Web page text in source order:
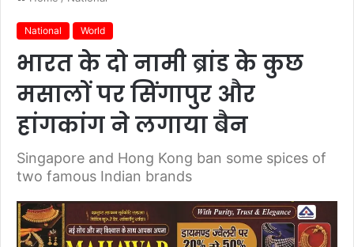
National World
भारत के दो नामी ब्रांड के कुछ
मसालों पर सिंगापुर और
हांगकांग ने लगाया बैन
Singapore and Hong Kong ban some spices of
two famous Indian brands